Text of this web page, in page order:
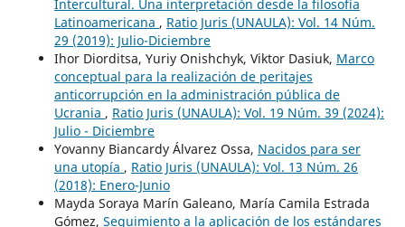
Intercultural. Una interpretación desde la filosofía
Latinoamericana , Ratio Juris (UNAULA): Vol. 14 Núm.
29 (2019): Julio-Diciembre
Ihor Diorditsa, Yuriy Onishchyk, Viktor Dasiuk, Marco
conceptual para la realización de peritajes
anticorrupción en la administración pública de
Ucrania , Ratio Juris (UNAULA): Vol. 19 Núm. 39 (2024):
Julio - Diciembre
Yovanny Biancardy Álvarez Ossa, Nacidos para ser
una utopía , Ratio Juris (UNAULA): Vol. 13 Núm. 26
(2018): Enero-Junio
Mayda Soraya Marín Galeano, María Camila Estrada
Gómez, Seguimiento a la aplicación de los estándares